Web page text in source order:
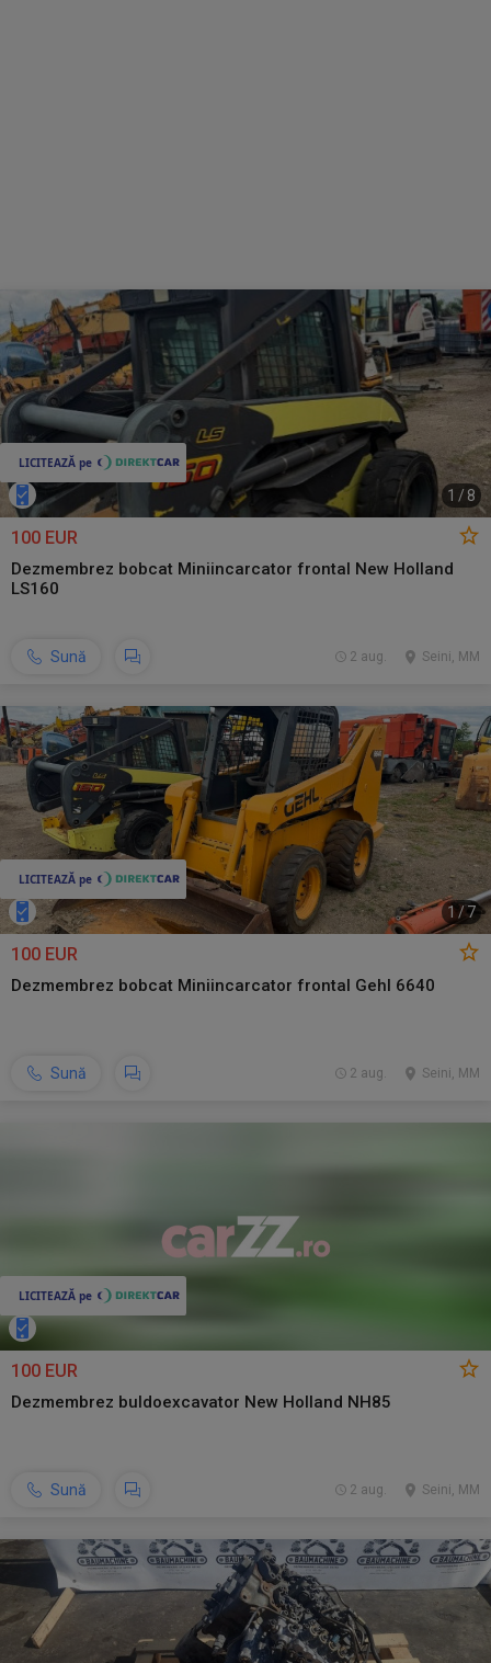
1 / 8
100 EUR
Dezmembrez bobcat Miniincarcator frontal New Holland
LS160
Sună Seini, MM
2 aug.
1/7
100 EUR
Dezmembrez bobcat Miniincarcator frontal Gehl 6640
Sună Seini, MM
2 aug.
100 EUR
Dezmembrez buldoexcavator New Holland NH85
Sună Seini, MM
2 aug.